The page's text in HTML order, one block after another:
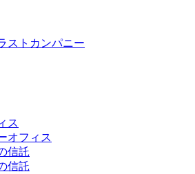
ストカンパニー
ス
オフィス
信託
信託